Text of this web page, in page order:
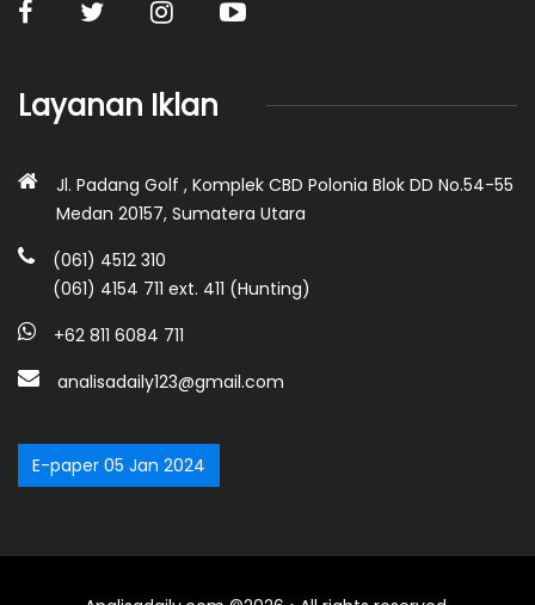
Layanan Iklan
Jl. Padang Golf , Komplek CBD Polonia Blok DD No.54-55
Medan 20157, Sumatera Utara
(061) 4512 310
(061) 4154 711 ext. 411 (Hunting)
+62 811 6084 711
analisadaily123@gmail.com
E-paper 05 Jan 2024